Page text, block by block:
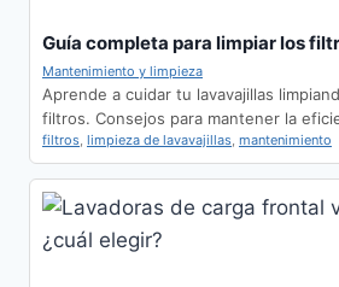
Guía completa para limpiar los
Mantenimiento y limpieza
Aprende a cuidar tu lavavajillas
filtros. Consejos para mantener la
filtros, limpieza de lavavajillas, mantenimiento